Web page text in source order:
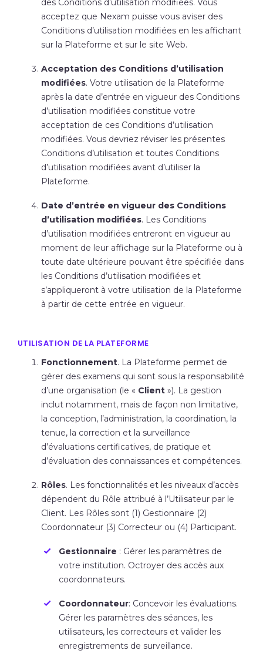
des Conditions d’utilisation modifiées. Vous
acceptez que Nexam puisse vous aviser des
Conditions d’utilisation modifiées en les affichant
sur la Plateforme et sur le site Web.
Acceptation des Conditions d’utilisation
modifiées. Votre utilisation de la Plateforme
après la date d’entrée en vigueur des Conditions
d’utilisation modifiées constitue votre
acceptation de ces Conditions d’utilisation
modifiées. Vous devriez réviser les présentes
Conditions d’utilisation et toutes Conditions
d’utilisation modifiées avant d’utiliser la
Plateforme.
Date d’entrée en vigueur des Conditions
d’utilisation modifiées. Les Conditions
d’utilisation modifiées entreront en vigueur au
moment de leur affichage sur la Plateforme ou à
toute date ultérieure pouvant être spécifiée dans
les Conditions d’utilisation modifiées et
s’appliqueront à votre utilisation de la Plateforme
à partir de cette entrée en vigueur.
UTILISATION DE LA PLATEFORME
Fonctionnement. La Plateforme permet de
gérer des examens qui sont sous la responsabilité
d’une organisation (le « Client»). La gestion
inclut notamment, mais de façon non limitative,
la conception, l’administration, la coordination, la
tenue, la correction et la surveillance
d’évaluations certificatives, de pratique et
d’évaluation des connaissances et compétences.
Rôles. Les fonctionnalités et les niveaux d’accès
dépendent du Rôle attribué à l’Utilisateur par le
Client. Les Rôles sont (1) Gestionnaire (2)
Coordonnateur (3) Correcteur ou (4) Participant.
Gestionnaire : Gérer les paramètres de
votre institution. Octroyer des accès aux
coordonnateurs.
Coordonnateur: Concevoir les évaluations.
Gérer les paramètres des séances, les
utilisateurs, les correcteurs et valider les
enregistrements de surveillance.